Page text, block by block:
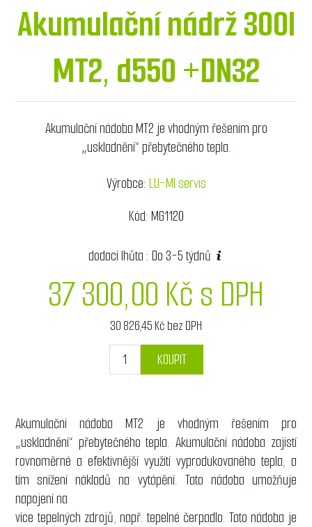
Akumulační nádrž 300l
MT2, d550 +DN32
Akumulační nádoba MT2 je vhodným řešením pro
„uskladnění“ přebytečného tepla.
Výrobce:LU-MI servis
Kód:MG1120
dodací lhůta :Do 3-5 týdnů
37 300,00 Kč s DPH
30 826,45 Kč bez DPH
KOUPIT
Akumulační nádoba MT2 je vhodným řešením pro
„uskladnění“ přebytečného tepla. Akumulační nádoba zajistí
rovnoměrné a efektivnější využití vyprodukovaného tepla, a
tím snížení nákladů na vytápění. Tato nádoba umožňuje
napojení na
více tepelných zdrojů, např. tepelné čerpadlo. Tato nádoba je